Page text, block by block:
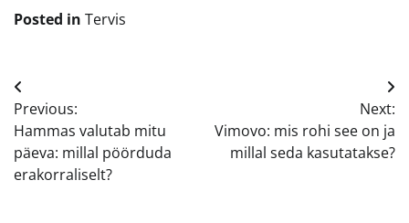
Posted in Tervis
Navigeerimine
Previous:
Hammas valutab mitu
päeva: millal pöörduda
erakorraliselt?
Next:
Vimovo: mis rohi see on ja
millal seda kasutatakse?